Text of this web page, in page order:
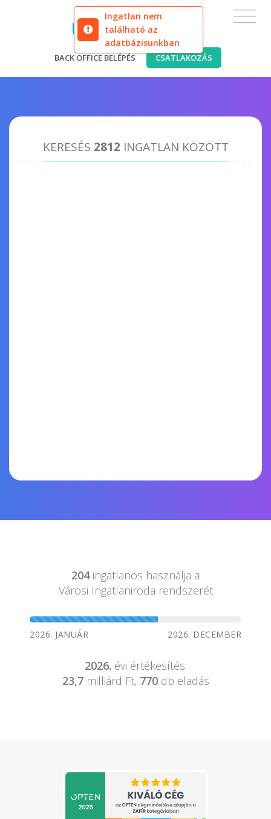
Ingatlan nem
található az
adatbázisunkban
BACK OFFICE BELÉPÉS CSATLAKOZÁS
KERESÉS 2812 INGATLAN KÖZÖTT
204ingatlanos használja a
Városi Ingatlaniroda rendszerét
2026. JANUÁR 2026. DECEMBER
2026. évi értékesítés:
23,7milliárd Ft, 770db eladás